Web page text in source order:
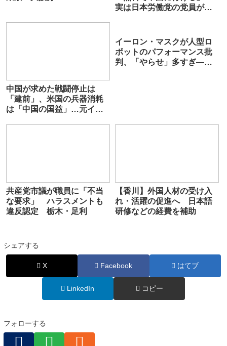
実は日本労働党の党員が引
中国が求めた戦闘停止は
「建前」、米国の兵器消耗
は「中国の国益」…元イラ
イーロン・マスクが人型ロ
ボットのパフォーマンス批
判、「やらせ」多すぎ―中
共産党市議が職員に「不当
な要求」 ハラスメントも
違反認定 栃木・足利
【香川】外国人材の受け入
れ・活躍の促進へ 日本語
研修などの経費を補助
シェアする
X Facebook はてブ
LinkedIn コピー
フォローする